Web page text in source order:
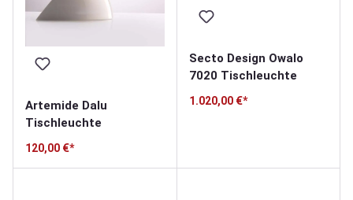
Artemide Dalu
Tischleuchte
120,00 €*
Secto Design Owalo
7020 Tischleuchte
1.020,00 €*